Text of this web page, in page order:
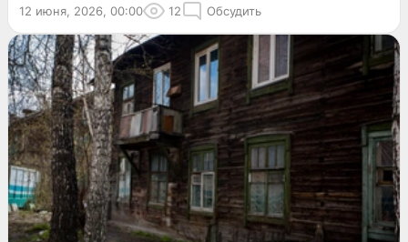
12 июня, 2026, 00:00 12 Обсудить